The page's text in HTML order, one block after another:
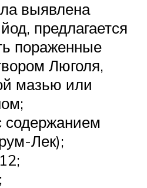
выявлена
предлагается
пораженные
Люголя,
мазью или
содержанием
Лек);